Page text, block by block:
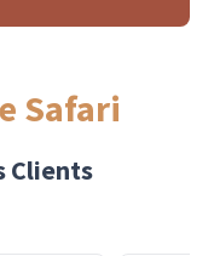
Safari
Clients